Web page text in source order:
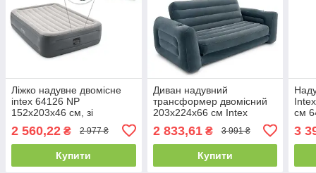
Ліжко надувне двомісне
intex 64126 NP
152х203х46 см, зі
вбудованим електричним
насосом 220V
2 560,22 ₴ 2 977 ₴
Купити
Диван надувний
трансформер двомісний
203х224х66 см Intex
двоспальний
2 833,61₴ 3 991 ₴
Купити
см
3